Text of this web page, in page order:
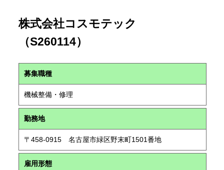
株式会社コスモテック
（S260114）
募集職種
機械整備・修理
勤務地
〒458-0915 名古屋市緑区野末町1501番地
雇用形態